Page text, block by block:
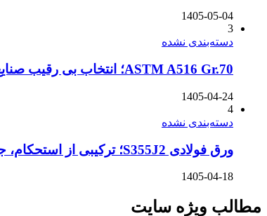
1405-05-04
3
دسته‌بندی نشده
ASTM A516 Gr.70؛ انتخاب بی رقیب صنایع نفت و گاز در شرایط سخت
1405-04-24
4
دسته‌بندی نشده
ورق فولادی S355J2؛ ترکیبی از استحکام، جوش‌پذیری و مقاومت در سرمای شدید
1405-04-18
مطالب ویژه سایت